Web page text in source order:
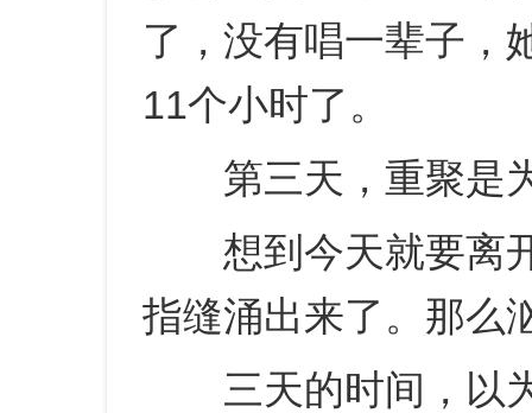
了，没有唱一辈子，
11个小时了。
第三天，重聚是
想到今天就要离开
指缝涌出来了。那么
三天的时间，以为